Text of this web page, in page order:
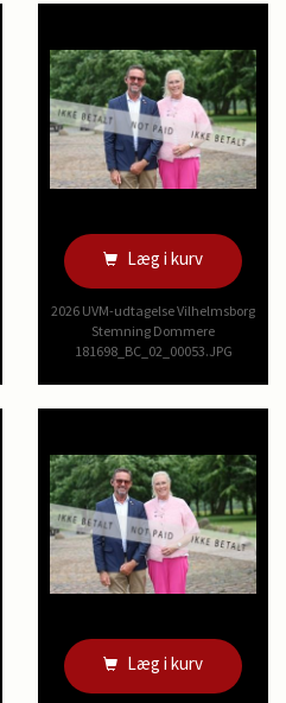
Læg i kurv
2026 UVM-udtagelse Vilhelmsborg
Stemning Dommere
181698_BC_02_00053.JPG
Læg i kurv